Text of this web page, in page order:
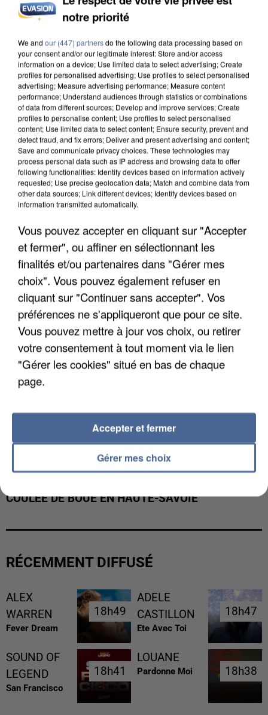
L’UN DES FONDATEURS SUPPOSÉS DE LA DZ
MAFIA INTERPELLÉ EN ALGÉRIE
UN SECOND CADRE DE LA DZ MAFIA
INTERPELLÉ EN ALGÉRIE
COULÉE DE BOUE EN HAUTE-SAVOIE
RÉCEMMENT DIFFUSÉ
ALEX
WARREN
Fever Dream
18h49
18h49
ADELE
CASTILLON
Ete Avec Toi
18h47
18h47
SOUND OF
LEGEND
San Francisco
18h41
18h41
LOUANE
Pardonne Moi 18h38
18h38
notre priorité
We and our (447) partnersdo the following data processing based on
your consent and/or our legitimate interest: Store and/or access
information on a device; Use limited data to select advertising; Create
profiles for personalised advertising; Use profiles to select personalised
advertising; Measure advertising performance; Measure content
performance; Understand audiences through statistics or combinations
of data from different sources; Develop and improve services; Create
profiles to personalise content; Use profiles to select personalised
content; Use limited data to select content; Ensure security, prevent and
detect fraud, and fix errors; Deliver and present advertising and content;
Save and communicate privacy choices. These technologies may
process personal data such as IP address and browsing data to offer
following functionalities: Identify devices based on information actively
requested; Use precise geolocation data; Match and combine data from
other data sources; Link different devices; Identify devices based on
information transmitted automatically.
Vous pouvez accepter en cliquant sur "Accepter
et fermer", ou affiner en sélectionnant les
finalités et/ou partenaires dans "Gérer mes
choix". Vous pouvez également refuser en
cliquant sur "Continuer sans accepter". Vos
préférences ne s'appliqueront que pour ce site.
Vous pouvez mettre à jour vos choix, ou retirer
votre consentement à tout moment via le lien
"Gérer les cookies" situé en bas de chaque
page.
Gérer mes choix
Accepter et fermer